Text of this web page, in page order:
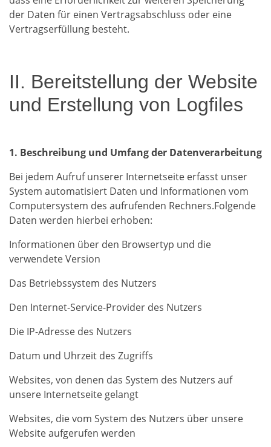
der Daten für einen Vertragsabschluss oder eine
Vertragserfüllung besteht.
II. Bereitstellung der Website
und Erstellung von Logfiles
1. Beschreibung und Umfang der Datenverarbeitung
Bei jedem Aufruf unserer Internetseite erfasst unser
System automatisiert Daten und Informationen vom
Computersystem des aufrufenden Rechners.Folgende
Daten werden hierbei erhoben:
Informationen über den Browsertyp und die
verwendete Version
Das Betriebssystem des Nutzers
Den Internet-Service-Provider des Nutzers
Die IP-Adresse des Nutzers
Datum und Uhrzeit des Zugriffs
Websites, von denen das System des Nutzers auf
unsere Internetseite gelangt
Websites, die vom System des Nutzers über unsere
Website aufgerufen werden